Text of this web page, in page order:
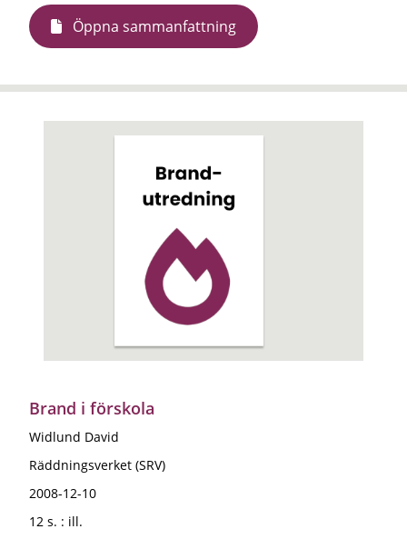
Öppna sammanfattning
Brand i förskola
Widlund David
Räddningsverket (SRV)
2008-12-10
12 s. : ill.